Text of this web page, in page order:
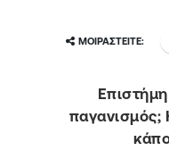
ΜΟΙΡΑΣΤΕΊΤΕ:
παγανισμός;